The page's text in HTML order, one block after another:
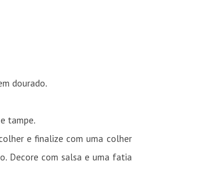
dourado.
tampe.
e finalize com uma colher
Decore com salsa e uma fatia